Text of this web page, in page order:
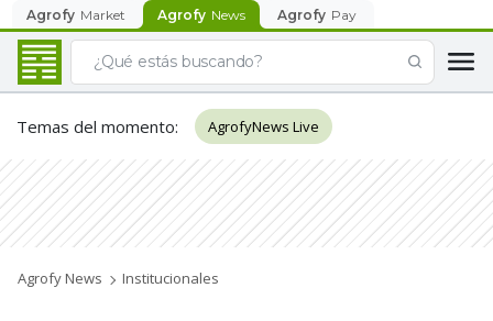
Agrofy Market Agrofy News Agrofy Pay
Temas del momento: AgrofyNews Live
Agrofy News Institucionales